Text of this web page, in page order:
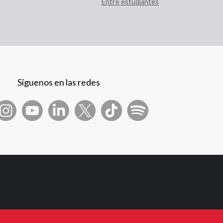
Entre estudiantes
Síguenos en las redes